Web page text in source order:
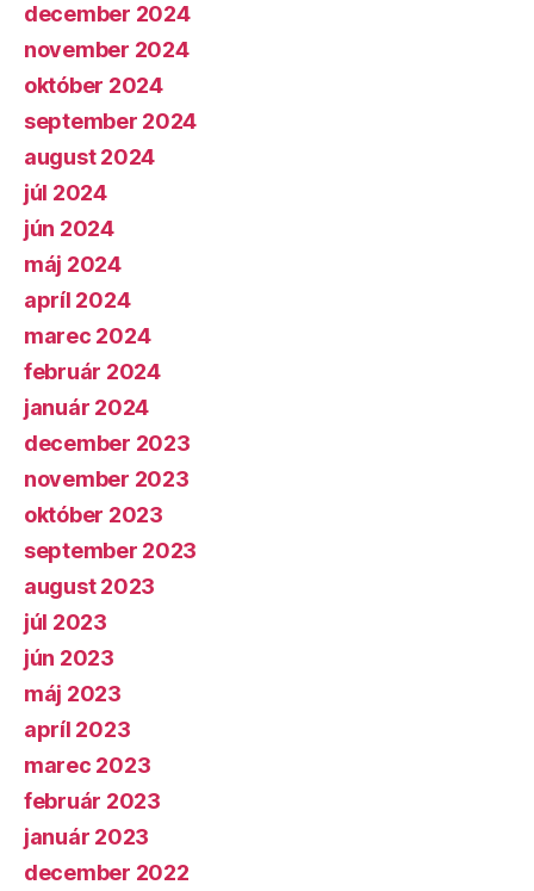
december 2024
november 2024
október 2024
september 2024
august 2024
júl 2024
jún 2024
máj 2024
apríl 2024
marec 2024
február 2024
január 2024
december 2023
november 2023
október 2023
september 2023
august 2023
júl 2023
jún 2023
máj 2023
apríl 2023
marec 2023
február 2023
január 2023
december 2022